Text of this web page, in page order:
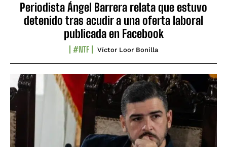
Periodista Ángel Barrera relata que estuvo
detenido tras acudir a una oferta laboral
publicada en Facebook
#NTF Víctor Loor Bonilla